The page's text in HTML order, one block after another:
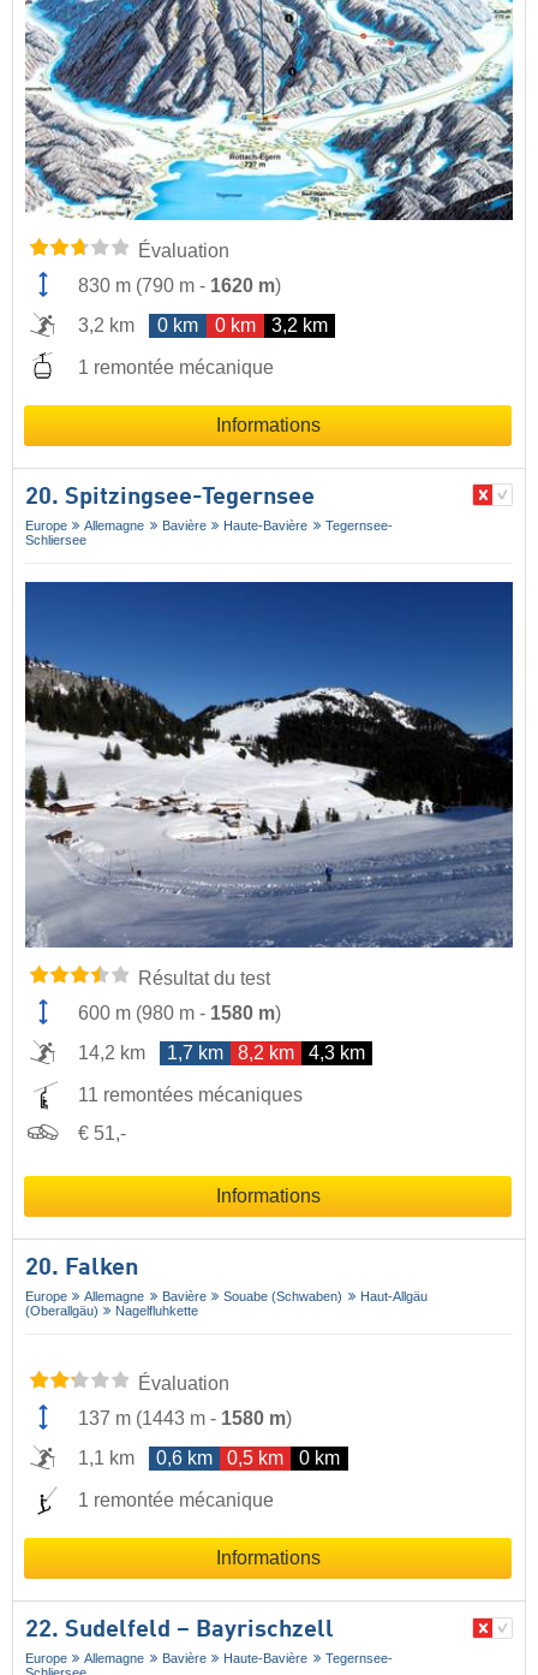
Évaluation
830 m (790 m - 1620 m)
3,2 km
0 km 0 km 3,2 km
1 remontée mécanique
Informations
20. Spitzingsee-Tegernsee
Europe Allemagne Bavière Haute-Bavière
Tegernsee-
Schliersee
Résultat du test
600 m (980 m - 1580 m)
14,2 km
1,7 km 8,2 km 4,3 km
11 remontées mécaniques
€ 51,-
Informations
20. Falken
Europe Allemagne Bavière Souabe (Schwaben)
Haut-Allgäu
(Oberallgäu)
Nagelfluhkette
Évaluation
137 m (1443 m - 1580 m)
1,1 km
0,6 km 0,5 km 0 km
1 remontée mécanique
Informations
22. Sudelfeld – Bayrischzell
Europe Allemagne Bavière Haute-Bavière
Tegernsee-